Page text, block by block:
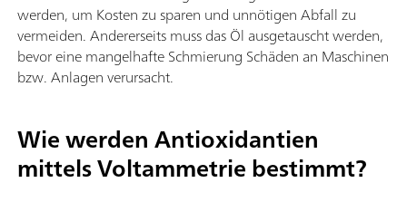
werden, um Kosten zu sparen und unnötigen Abfall zu
vermeiden. Andererseits muss das Öl ausgetauscht werden,
bevor eine mangelhafte Schmierung Schäden an Maschinen
bzw. Anlagen verursacht.
Wie werden Antioxidantien
mittels Voltammetrie bestimmt?